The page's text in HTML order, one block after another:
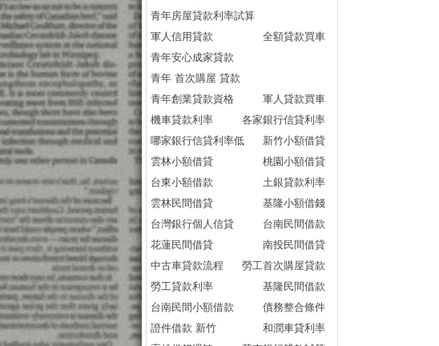
青年房屋貸款利率試算
軍人信用貸款
全額貸款買車
青年安心成家貸款
青年 首次購屋 貸款
青年創業貸款資格
軍人貸款買車
機車貸款利率
各家銀行信貸利率
哪家銀行信貸利率低
新竹小額借貸
雲林小額借貸
桃園小額借貸
台東小額借款
土銀貸款利率
雲林民間借貸
基隆小額借錢
台灣銀行個人信貸
台南民間借款
花蓮民間借貸
南投民間借貸
中古車貸款流程
勞工首次購屋貸款
勞工貸款利率
基隆民間借款
台南民間小額借款
債務整合條件
證件借款 新竹
和潤車貸利率